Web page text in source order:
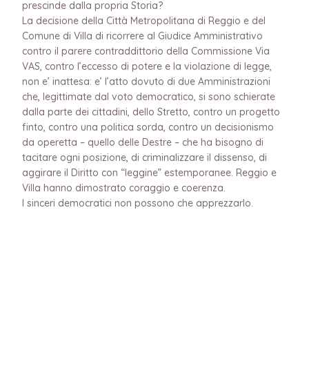
prescinde dalla propria Storia?
La decisione della Città Metropolitana di Reggio e del
Comune di Villa di ricorrere al Giudice Amministrativo
contro il parere contraddittorio della Commissione Via
VAS, contro l’eccesso di potere e la violazione di legge,
non e’ inattesa: e’ l’atto dovuto di due Amministrazioni
che, legittimate dal voto democratico, si sono schierate
dalla parte dei cittadini, dello Stretto, contro un progetto
finto, contro una politica sorda, contro un decisionismo
da operetta – quello delle Destre – che ha bisogno di
tacitare ogni posizione, di criminalizzare il dissenso, di
aggirare il Diritto con “leggine” estemporanee. Reggio e
Villa hanno dimostrato coraggio e coerenza.
I sinceri democratici non possono che apprezzarlo.